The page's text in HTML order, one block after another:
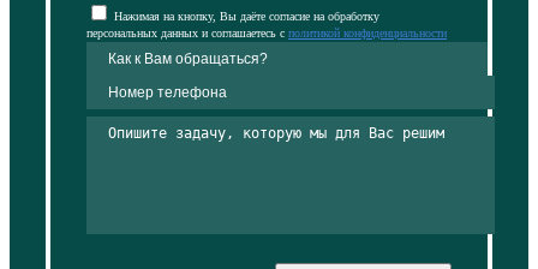
Нажимая на кнопку, Вы даёте согласие на обработку
персональных данных и соглашаетесь с политикой конфиденциальности